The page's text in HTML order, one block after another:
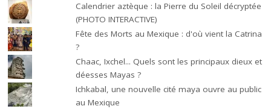
Calendrier aztèque : la Pierre du Soleil décryptée
(PHOTO INTERACTIVE)
Fête des Morts au Mexique : d'où vient la Catrina
?
Chaac, Ixchel... Quels sont les principaux dieux et
déesses Mayas ?
Ichkabal, une nouvelle cité maya ouvre au public
au Mexique